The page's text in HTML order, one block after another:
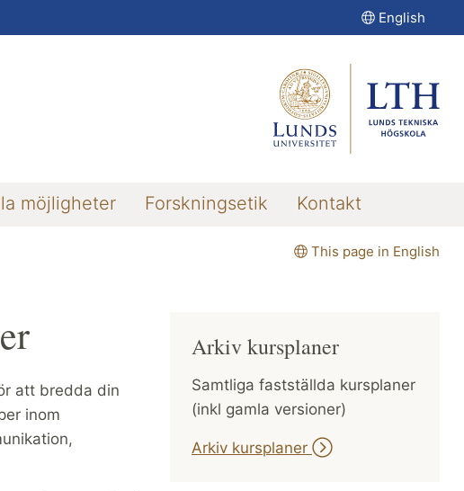
English
möjligheter Forskningsetik Kontakt
This page in English
att bredda din
inom
Arkiv kursplaner
Samtliga fastställda kursplaner
(inkl gamla versioner)
Arkiv kursplaner